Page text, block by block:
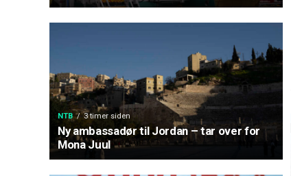
NTB 3 timer siden
Ny ambassadør til Jordan – tar over for
Mona Juul